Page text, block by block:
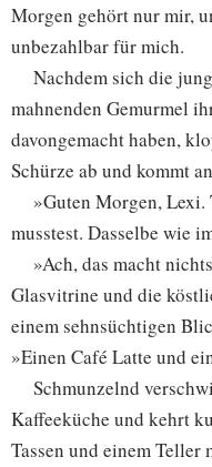
Morgen gehört nur mir,
unbezahlbar für mich.
Nachdem sich die
mahnenden Gemurmel
davongemacht haben,
Schürze ab und kommt
»Guten Morgen, Lexi.
musstest. Dasselbe wie
»Ach, das macht
Glasvitrine und die
einem sehnsüchtigen
»Einen Café Latte und
Schmunzelnd
Kaffeeküche und kehrt
Tassen und einem Teller